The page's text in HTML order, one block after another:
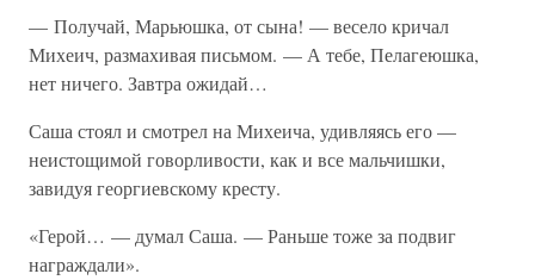
— Получай, Марьюшка, от сына! — весело кричал
Михеич, размахивая письмом. — А тебе, Пелагеюшка,
нет ничего. Завтра ожидай…
Саша стоял и смотрел на Михеича, удивляясь его —
неистощимой говорливости, как и все мальчишки,
завидуя георгиевскому кресту.
«Герой… — думал Саша. — Раньше тоже за подвиг
награждали».